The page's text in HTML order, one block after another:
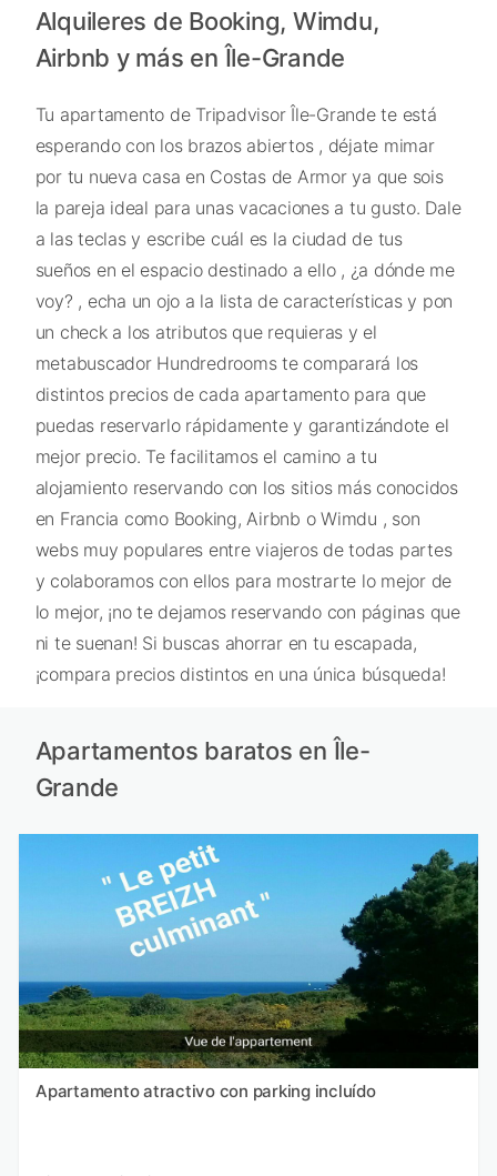
Alquileres de Booking, Wimdu,
Airbnb y más en Île-Grande
Tu apartamento de Tripadvisor Île-Grande te está
esperando con los brazos abiertos , déjate mimar
por tu nueva casa en Costas de Armor ya que sois
la pareja ideal para unas vacaciones a tu gusto. Dale
a las teclas y escribe cuál es la ciudad de tus
sueños en el espacio destinado a ello , ¿a dónde me
voy? , echa un ojo a la lista de características y pon
un check a los atributos que requieras y el
metabuscador Hundredrooms te comparará los
distintos precios de cada apartamento para que
puedas reservarlo rápidamente y garantizándote el
mejor precio. Te facilitamos el camino a tu
alojamiento reservando con los sitios más conocidos
en Francia como Booking, Airbnb o Wimdu , son
webs muy populares entre viajeros de todas partes
y colaboramos con ellos para mostrarte lo mejor de
lo mejor, ¡no te dejamos reservando con páginas que
ni te suenan! Si buscas ahorrar en tu escapada,
¡compara precios distintos en una única búsqueda!
Apartamentos baratos en Île-
Grande
Apartamento atractivo con parking incluído